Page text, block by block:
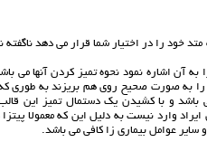
خود را در اختیار شما قرار می دهد
آن اشاره نمود نحوه تمیز کردن آنها می
را به صورت صحیح روی هم بریزند به طوری
و با کشیدن یک دستمال تمیز این قالب
وارد نیست به دلیل این که معمولا
عوامل بیماری زا کافی می باشد.